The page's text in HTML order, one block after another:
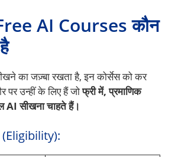
AI Courses कौन
का जज़्बा रखता है, इन कोर्सेस को कर
पर उन्हीं के लिए हैं जोफ्री में, प्रमाणिक
AI सीखना चाहते हैं।
(Eligibility):